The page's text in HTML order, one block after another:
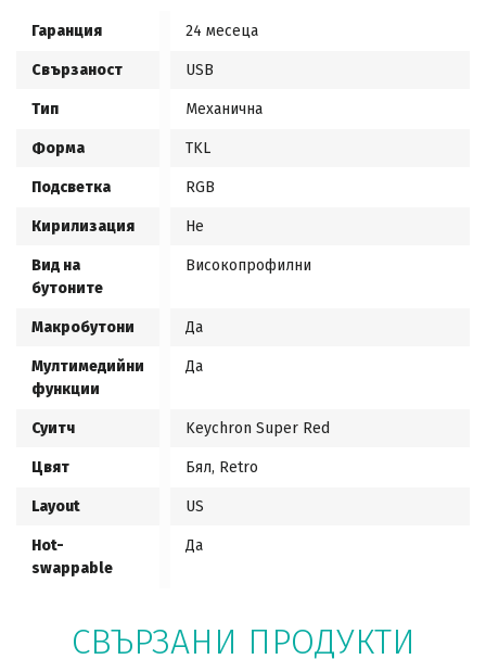
Гаранция 24 месеца
Свързаност USB
Тип Механична
Форма TKL
Подсветка RGB
Кирилизация Не
Вид на
бутоните
Високопрофилни
Макробутони Да
Мултимедийни
функции
Да
Суитч Keychron Super Red
Цвят Бял, Retro
Layout US
Hot-
swappable
Да
СВЪРЗАНИ ПРОДУКТИ